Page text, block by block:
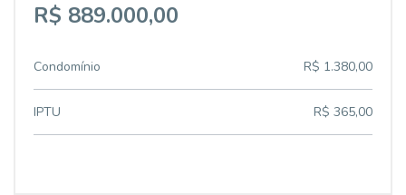
R$ 889.000,00
Condomínio R$ 1.380,00
IPTU R$ 365,00